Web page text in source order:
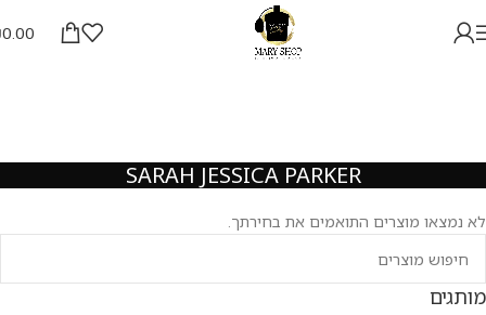
0.00
SARAH JESSICA PARKER
לא נמצאו מוצרים התואמים את בחירתך.
מותגים